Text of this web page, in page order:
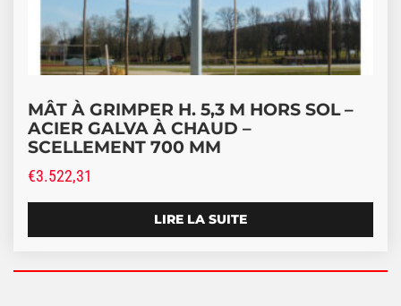
MÂT À GRIMPER H. 5,3 M HORS SOL –
ACIER GALVA À CHAUD –
SCELLEMENT 700 MM
€3.522,31
LIRE LA SUITE